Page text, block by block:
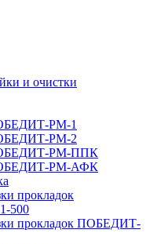
и очистки
прокладок
500
прокладок ПОБЕДИТ-